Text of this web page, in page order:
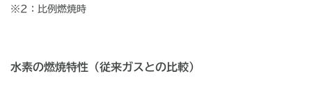
※2：比例燃焼時
水素の燃焼特性（従来ガスとの比較）